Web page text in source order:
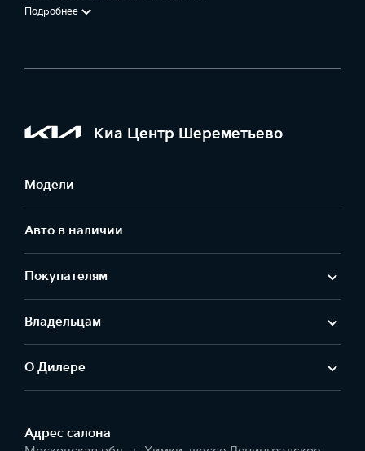
Подробнее
Киа Центр Шереметьево
Модели
Авто в наличии
Покупателям
Владельцам
О Дилере
Адрес салонa